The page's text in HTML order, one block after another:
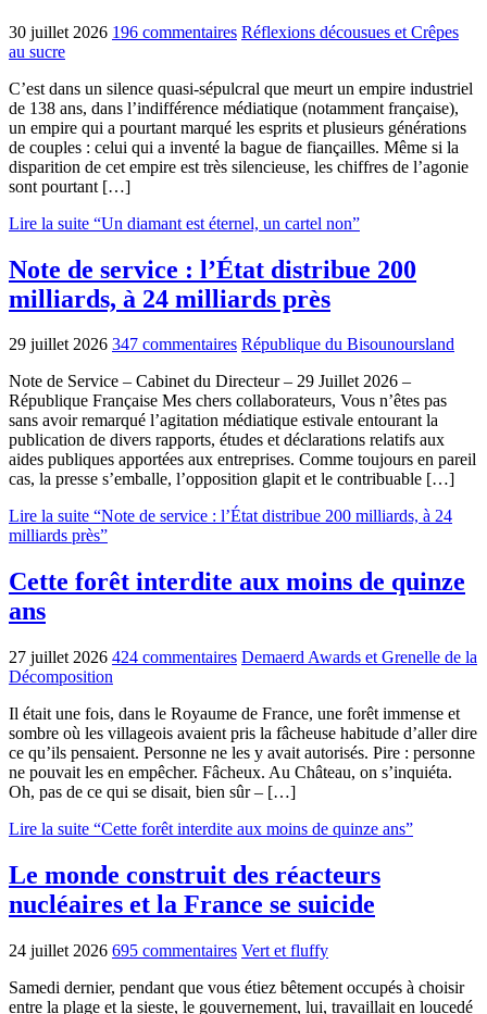
30 juillet 2026 196 commentaires Réflexions décousues et Crêpes
au sucre
C’est dans un silence quasi-sépulcral que meurt un empire industriel
de 138 ans, dans l’indifférence médiatique (notamment française),
un empire qui a pourtant marqué les esprits et plusieurs générations
de couples : celui qui a inventé la bague de fiançailles. Même si la
disparition de cet empire est très silencieuse, les chiffres de l’agonie
sont pourtant […]
Lire la suite “Un diamant est éternel, un cartel non”
Note de service : l’État distribue 200
milliards, à 24 milliards près
29 juillet 2026 347 commentaires République du Bisounoursland
Note de Service – Cabinet du Directeur – 29 Juillet 2026 –
République Française Mes chers collaborateurs, Vous n’êtes pas
sans avoir remarqué l’agitation médiatique estivale entourant la
publication de divers rapports, études et déclarations relatifs aux
aides publiques apportées aux entreprises. Comme toujours en pareil
cas, la presse s’emballe, l’opposition glapit et le contribuable […]
Lire la suite “Note de service : l’État distribue 200 milliards, à 24
milliards près”
Cette forêt interdite aux moins de quinze
ans
27 juillet 2026 424 commentaires Demaerd Awards et Grenelle de la
Décomposition
Il était une fois, dans le Royaume de France, une forêt immense et
sombre où les villageois avaient pris la fâcheuse habitude d’aller dire
ce qu’ils pensaient. Personne ne les y avait autorisés. Pire : personne
ne pouvait les en empêcher. Fâcheux. Au Château, on s’inquiéta.
Oh, pas de ce qui se disait, bien sûr – […]
Lire la suite “Cette forêt interdite aux moins de quinze ans”
Le monde construit des réacteurs
nucléaires et la France se suicide
24 juillet 2026 695 commentaires Vert et fluffy
Samedi dernier, pendant que vous étiez bêtement occupés à choisir
entre la plage et la sieste, le gouvernement, lui, travaillait en loucedé